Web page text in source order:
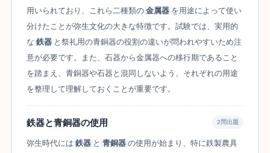
用いられており、これら二種類の 金属器 を用途によって使い
分けたことが弥生文化の大きな特徴です。試験では、実用的
な 鉄器 と祭礼用の青銅器の役割の違いが問われやすいため注
意が必要です。また、石器から金属器への移行期であること
を踏まえ、青銅器や石器と混同しないよう、それぞれの用途
を整理して理解しておくことが重要です。
鉄器と青銅器の使用 2問出題
弥生時代には 鉄器 と 青銅器 の使用が始まり、特に鉄製農具